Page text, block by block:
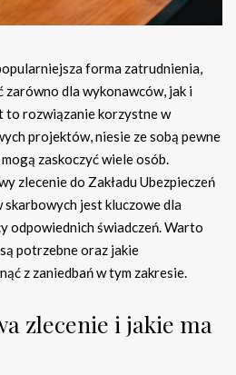
forma zatrudnienia,
dla wykonawców, jak i
to rozwiązanie korzystne w
projektów, niesie ze sobą pewne
zaskoczyć wiele osób.
zlecenie do Zakładu Ubezpieczeń
skarbowych jest kluczowe dla
odpowiednich świadczeń. Warto
potrzebne oraz jakie
z zaniedbań w tym zakresie.
zlecenie i jakie ma